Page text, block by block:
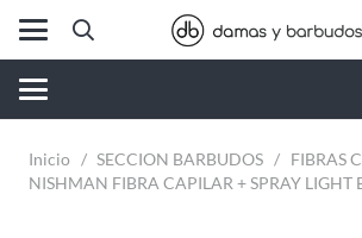
Inicio / SECCION BARBUDOS / FIBRAS
NISHMAN FIBRA CAPILAR + SPRAY LIGHT